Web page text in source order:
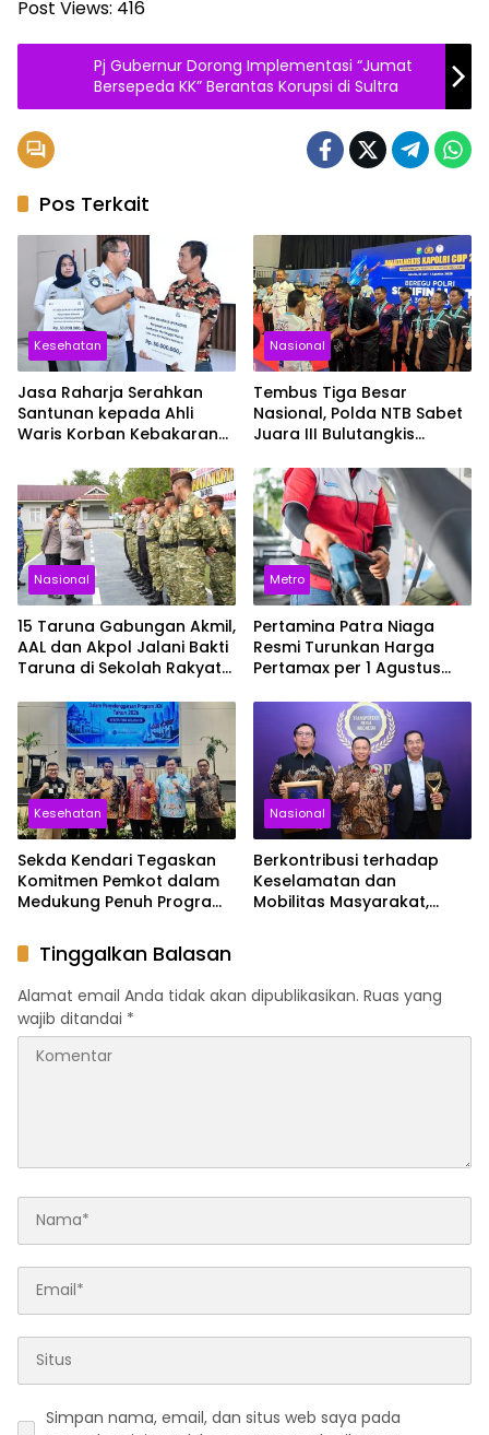
Post Views: 416
Pj Gubernur Dorong Implementasi “Jumat
Bersepeda KK” Berantas Korupsi di Sultra
Pos Terkait
Kesehatan
Jasa Raharja Serahkan
Santunan kepada Ahli
Waris Korban Kebakaran
Nasional
Tembus Tiga Besar
Nasional, Polda NTB Sabet
Juara III Bulutangkis
Nasional
15 Taruna Gabungan Akmil,
AAL dan Akpol Jalani Bakti
Taruna di Sekolah Rakyat
Metro
Pertamina Patra Niaga
Resmi Turunkan Harga
Pertamax per 1 Agustus
Sekarang
Kesehatan
Sekda Kendari Tegaskan
Komitmen Pemkot dalam
Medukung Penuh Program
Nasional
Berkontribusi terhadap
Keselamatan dan
Mobilitas Masyarakat,
Awards 2026
Tinggalkan Balasan
Alamat email Anda tidak akan dipublikasikan. Ruas yang
wajib ditandai *
Simpan nama, email, dan situs web saya pada